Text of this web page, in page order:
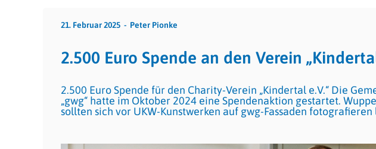
21. Februar 2025 Peter Pionke
2.500 Euro Spende an den Verein
2.500 Euro Spende für den Charity-Verein „Kindertal e.V.“ Die
„gwg“ hatte im Oktober 2024 eine Spendenaktion gestartet.
sollten sich vor UKW-Kunstwerken auf gwg-Fassaden fotografieren